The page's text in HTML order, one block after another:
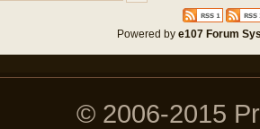
Powered bye107 Forum
© 2006-2015